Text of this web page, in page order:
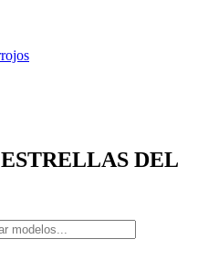
DEL